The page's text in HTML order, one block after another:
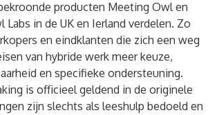
producten Meeting Owlen
Labs in de UK en Ierland verdelen. Zo
en eindklanten die zich een weg
van hybride werk meer keuze,
en specifieke ondersteuning.
is officieel geldend in de originele
zijn slechts als leeshulp bedoeld en